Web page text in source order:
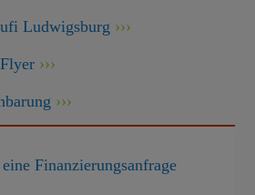
Ludwigsburg
Finanzierungsanfrage